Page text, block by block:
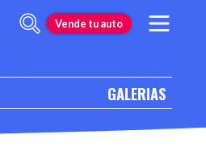
Vende tu auto
GALERIAS